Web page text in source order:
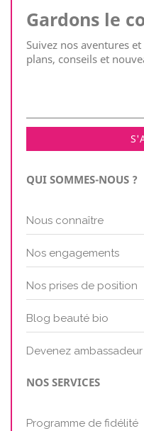
Gardons le
Suivez nos aventures
plans, conseils et
QUI SOMMES-NOUS ?
Nous connaître
Nos engagements
Nos prises de position
Blog beauté bio
Devenez ambassadeur
NOS SERVICES
Programme de fidélité